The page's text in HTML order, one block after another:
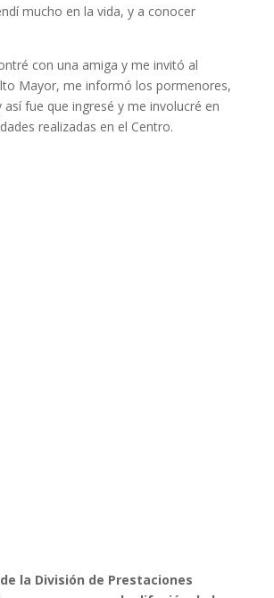
mucho en la vida, y a conocer
con una amiga y me invitó al
Mayor, me informó los pormenores,
así fue que ingresé y me involucré en
realizadas en el Centro.
la División de Prestaciones